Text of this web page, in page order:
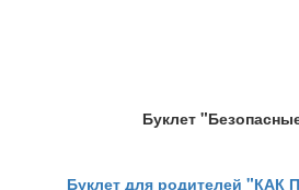
Буклет
Буклет для родителей